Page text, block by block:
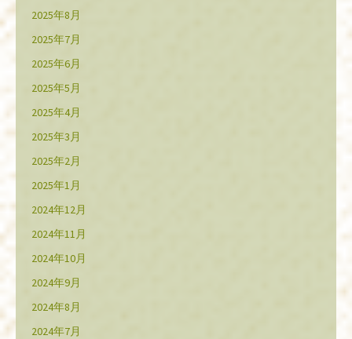
2025年8月
2025年7月
2025年6月
2025年5月
2025年4月
2025年3月
2025年2月
2025年1月
2024年12月
2024年11月
2024年10月
2024年9月
2024年8月
2024年7月